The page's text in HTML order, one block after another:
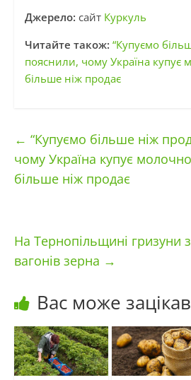
Джерело: сайт Куркуль
Читайте також: “Купуємо
пояснили, чому Україна купує
більше ніж продає
← “Купуємо більше ніж
чому Україна купує
більше ніж продає
На Тернопільщині гризуни
вагонів зерна →
Вас може